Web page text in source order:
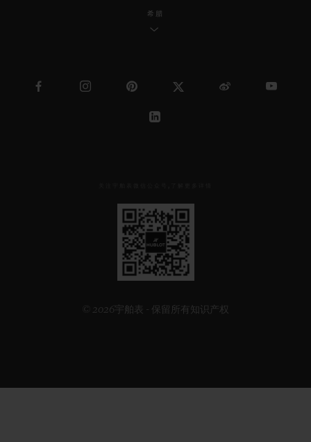
希腊
见
下
方
二
维
码
© 2026宇舶表 - 保留所有知识产权